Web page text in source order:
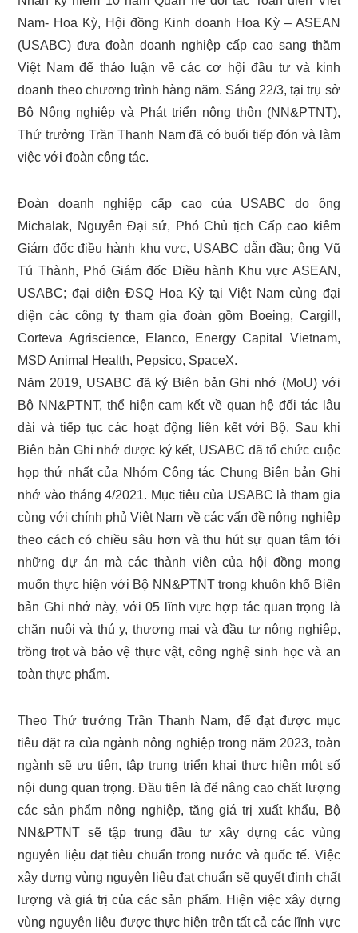
Nam- Hoa Kỳ, Hội đồng Kinh doanh Hoa Kỳ – ASEAN
(USABC) đưa đoàn doanh nghiệp cấp cao sang thăm
Việt Nam để thảo luận về các cơ hội đầu tư và kinh
doanh theo chương trình hàng năm. Sáng 22/3, tại trụ sở
Bộ Nông nghiệp và Phát triển nông thôn (NN&PTNT),
Thứ trưởng Trần Thanh Nam đã có buổi tiếp đón và làm
việc với đoàn công tác.
Đoàn doanh nghiệp cấp cao của USABC do ông
Michalak, Nguyên Đại sứ, Phó Chủ tịch Cấp cao kiêm
Giám đốc điều hành khu vực, USABC dẫn đầu; ông Vũ
Tú Thành, Phó Giám đốc Điều hành Khu vực ASEAN,
USABC; đại diện ĐSQ Hoa Kỳ tại Việt Nam cùng đại
diện các công ty tham gia đoàn gồm Boeing, Cargill,
Corteva Agriscience, Elanco, Energy Capital Vietnam,
MSD Animal Health, Pepsico, SpaceX.
Năm 2019, USABC đã ký Biên bản Ghi nhớ (MoU) với
Bộ NN&PTNT, thể hiện cam kết về quan hệ đối tác lâu
dài và tiếp tục các hoạt động liên kết với Bộ. Sau khi
Biên bản Ghi nhớ được ký kết, USABC đã tổ chức cuộc
họp thứ nhất của Nhóm Công tác Chung Biên bản Ghi
nhớ vào tháng 4/2021. Mục tiêu của USABC là tham gia
cùng với chính phủ Việt Nam về các vấn đề nông nghiệp
theo cách có chiều sâu hơn và thu hút sự quan tâm tới
những dự án mà các thành viên của hội đồng mong
muốn thực hiện với Bộ NN&PTNT trong khuôn khổ Biên
bản Ghi nhớ này, với 05 lĩnh vực hợp tác quan trọng là
chăn nuôi và thú y, thương mại và đầu tư nông nghiệp,
trồng trọt và bảo vệ thực vật, công nghệ sinh học và an
toàn thực phẩm.
Theo Thứ trưởng Trần Thanh Nam, để đạt được mục
tiêu đặt ra của ngành nông nghiệp trong năm 2023, toàn
ngành sẽ ưu tiên, tập trung triển khai thực hiện một số
nội dung quan trọng. Đầu tiên là để nâng cao chất lượng
các sản phẩm nông nghiệp, tăng giá trị xuất khẩu, Bộ
NN&PTNT sẽ tập trung đầu tư xây dựng các vùng
nguyên liệu đạt tiêu chuẩn trong nước và quốc tế. Việc
xây dựng vùng nguyên liệu đạt chuẩn sẽ quyết định chất
lượng và giá trị của các sản phẩm. Hiện việc xây dựng
vùng nguyên liệu được thực hiện trên tất cả các lĩnh vực